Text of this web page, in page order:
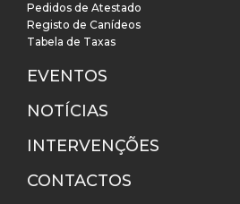
Pedidos de Atestado
Registo de Canídeos
Tabela de Taxas
EVENTOS
NOTÍCIAS
INTERVENÇÕES
CONTACTOS